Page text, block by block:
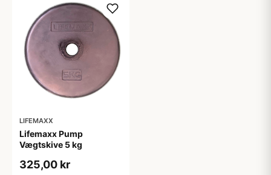
LIFEMAXX
Lifemaxx Pump
Vægtskive 5 kg
325,00 kr